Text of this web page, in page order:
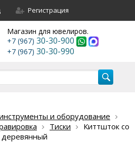
Регистрация
Магазин для ювелиров.
+7 (967) 30-30-900
+7 (967) 30-30-990
и оборудование
Тиски
Киттшток со